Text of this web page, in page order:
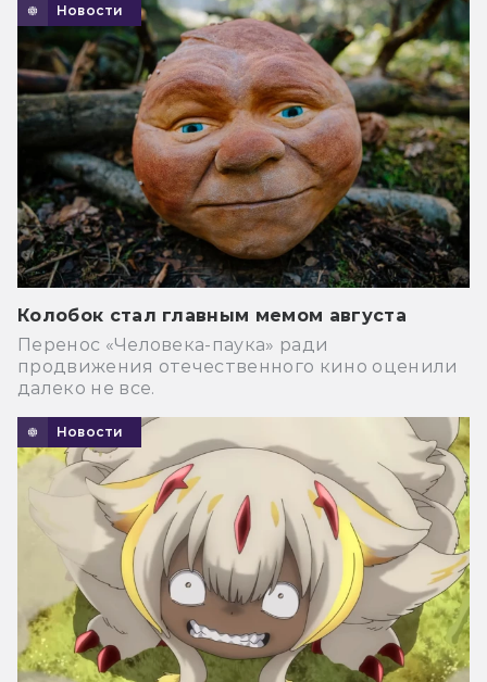
Новости
Колобок стал главным мемом августа
Перенос «Человека-паука» ради
продвижения отечественного кино оценили
далеко не все.
Новости